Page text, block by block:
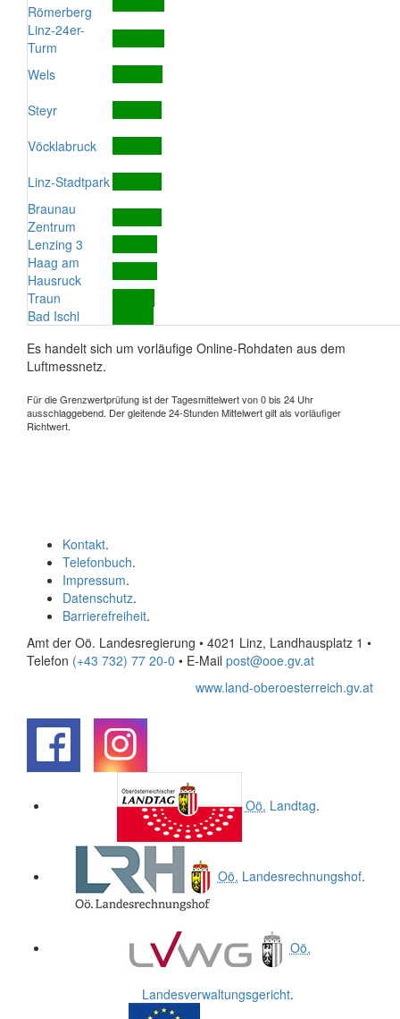
Römerberg
Linz-24er-
Turm
Wels
Steyr
Vöcklabruck
Linz-Stadtpark
Braunau
Zentrum
Lenzing 3
Haag am
Hausruck
Traun
Bad Ischl
Es handelt sich um vorläufige Online-Rohdaten aus dem
Luftmessnetz.
Für die Grenzwertprüfung ist der Tagesmittelwert von 0 bis 24 Uhr
ausschlaggebend. Der gleitende 24-Stunden Mittelwert gilt als vorläufiger
Richtwert.
Kontakt.
Telefonbuch.
Impressum.
Datenschutz.
Barrierefreiheit.
Amt der Oö. Landesregierung • 4021 Linz, Landhausplatz 1 •
Telefon (+43 732) 77 20-0 • E-Mail post@ooe.gv.at
www.land-oberoesterreich.gv.at
Oö. Landtag.
Oö. Landesrechnungshof.
Oö.
Landesverwaltungsgericht.